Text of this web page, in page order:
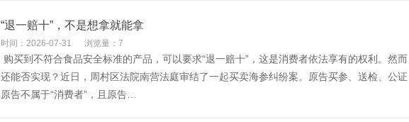
“退一赔十”，不是想拿就能拿
时间：2026-07-31 浏览量：7
购买到不符合食品安全标准的产品，可以要求“退一赔十”，这是消费者依法享有的权利。然
还能否实现？近日，周村区法院南营法庭审结了一起买卖海参纠纷案。原告买参、送检、公
原告不属于“消费者”，且原告…